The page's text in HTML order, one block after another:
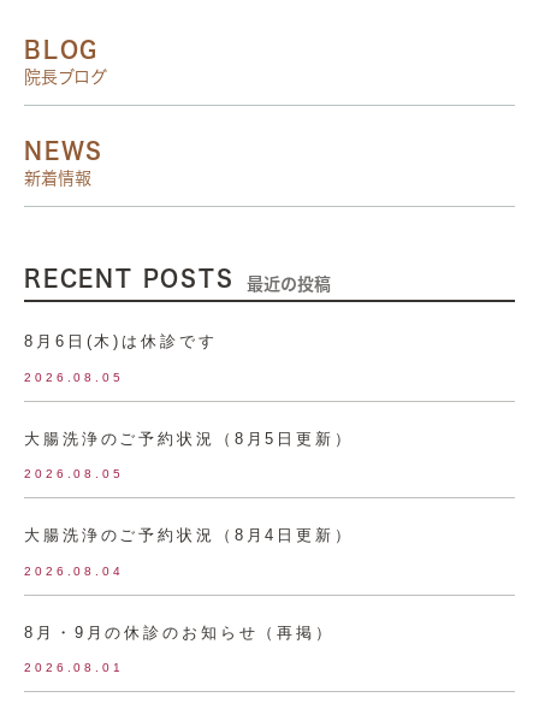
BLOG
院長ブログ
NEWS
新着情報
RECENT POSTS 最近の投稿
8月6日(木)は休診です
2026.08.05
大腸洗浄のご予約状況（8月5日更新）
2026.08.05
大腸洗浄のご予約状況（8月4日更新）
2026.08.04
8月・9月の休診のお知らせ（再掲）
2026.08.01